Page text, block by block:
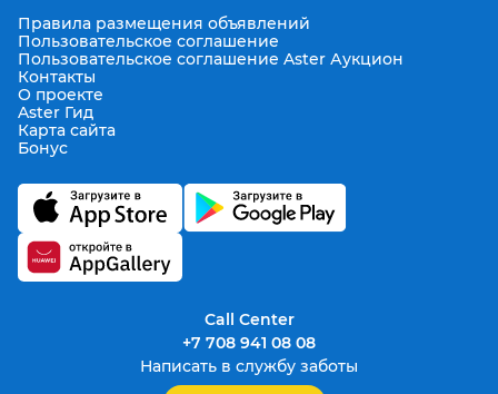
Правила размещения объявлений
Пользовательское соглашение
Пользовательское соглашение Aster Аукцион
Контакты
О проекте
Aster Гид
Карта сайта
Бонус
Call Center
+7 708 941 08 08
Написать в службу заботы